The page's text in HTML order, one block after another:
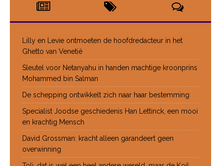
Lilly en Levie ontmoeten de hoofdredacteur in het
Ghetto van Venetië
Sleutel voor Netanyahu in handen machtige kroonprins
Mohammed bin Salman
De schepping ontwikkelt zich naar haar bestemming
Specialist Joodse geschiedenis Han Lettinck, een mooi
en krachtig Mensch
David Grossman: kracht alleen garandeert geen
overwinning